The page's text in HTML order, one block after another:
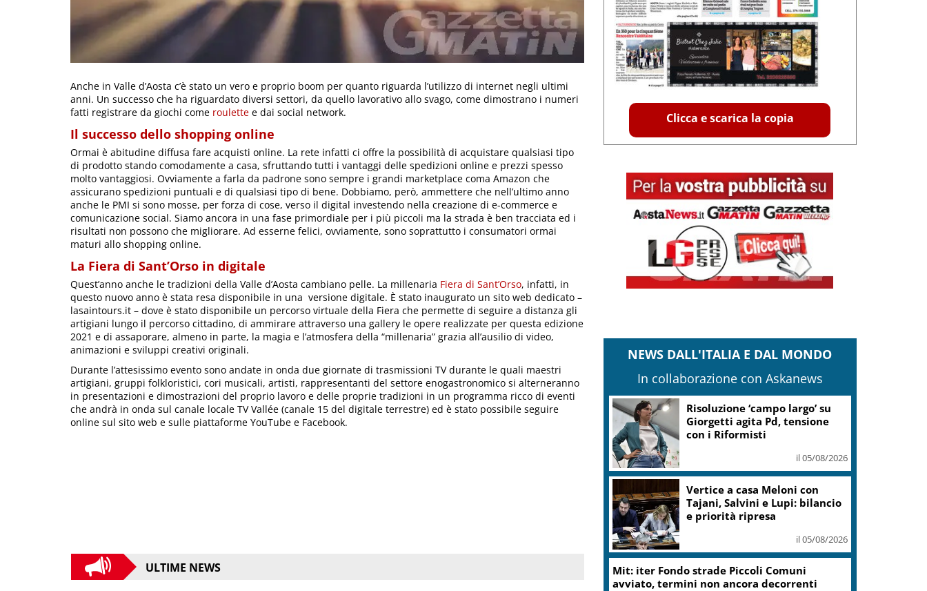
Anche in Valle d’Aosta c’è stato un vero e proprio boom per quanto riguarda l’utilizzo di internet negli ultimi
anni. Un successo che ha riguardato diversi settori, da quello lavorativo allo svago, come dimostrano i numeri
fatti registrare da giochi come roulette e dai social network.
Il successo dello shopping online
Ormai è abitudine diffusa fare acquisti online. La rete infatti ci offre la possibilità di acquistare qualsiasi tipo
di prodotto stando comodamente a casa, sfruttando tutti i vantaggi delle spedizioni online e prezzi spesso
molto vantaggiosi. Ovviamente a farla da padrone sono sempre i grandi marketplace coma Amazon che
assicurano spedizioni puntuali e di qualsiasi tipo di bene. Dobbiamo, però, ammettere che nell’ultimo anno
anche le PMI si sono mosse, per forza di cose, verso il digital investendo nella creazione di e-commerce e
comunicazione social. Siamo ancora in una fase primordiale per i più piccoli ma la strada è ben tracciata ed i
risultati non possono che migliorare. Ad esserne felici, ovviamente, sono soprattutto i consumatori ormai
maturi allo shopping online.
La Fiera di Sant’Orso in digitale
Quest’anno anche le tradizioni della Valle d’Aosta cambiano pelle. La millenaria Fiera di Sant’Orso, infatti, in
questo nuovo anno è stata resa disponibile in una versione digitale. È stato inaugurato un sito web dedicato –
lasaintours.it – dove è stato disponibile un percorso virtuale della Fiera che permette di seguire a distanza gli
artigiani lungo il percorso cittadino, di ammirare attraverso una gallery le opere realizzate per questa edizione
2021 e di assaporare, almeno in parte, la magia e l’atmosfera della “millenaria” grazia all’ausilio di video,
animazioni e sviluppi creativi originali.
Durante l’attesissimo evento sono andate in onda due giornate di trasmissioni TV durante le quali maestri
artigiani, gruppi folkloristici, cori musicali, artisti, rappresentanti del settore enogastronomico si alterneranno
in presentazioni e dimostrazioni del proprio lavoro e delle proprie tradizioni in un programma ricco di eventi
che andrà in onda sul canale locale TV Vallée (canale 15 del digitale terrestre) ed è stato possibile seguire
online sul sito web e sulle piattaforme YouTube e Facebook.
ULTIME NEWS
Clicca e scarica la copia
NEWS DALL'ITALIA E DAL MONDO
In collaborazione con Askanews
Risoluzione ‘campo largo’ su
Giorgetti agita Pd, tensione
con i Riformisti
il 05/08/2026
Vertice a casa Meloni con
Tajani, Salvini e Lupi: bilancio
e priorità ripresa
il 05/08/2026
Mit: iter Fondo strade Piccoli Comuni
avviato, termini non ancora decorrenti